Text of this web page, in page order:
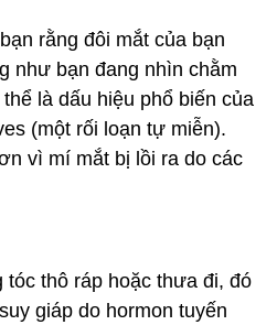
rằng đôi mắt của bạn
như bạn đang nhìn chằm
là dấu hiệu phổ biến của
(một rối loạn tự miễn).
vì mí mắt bị lồi ra do các
tóc thô ráp hoặc thưa đi, đó
giáp do hormon tuyến